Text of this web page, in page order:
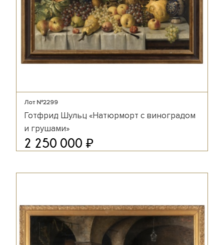
Лот №2299
Готфрид Шульц «Натюрморт с виноградом
и грушами»
2 250 000 ₽